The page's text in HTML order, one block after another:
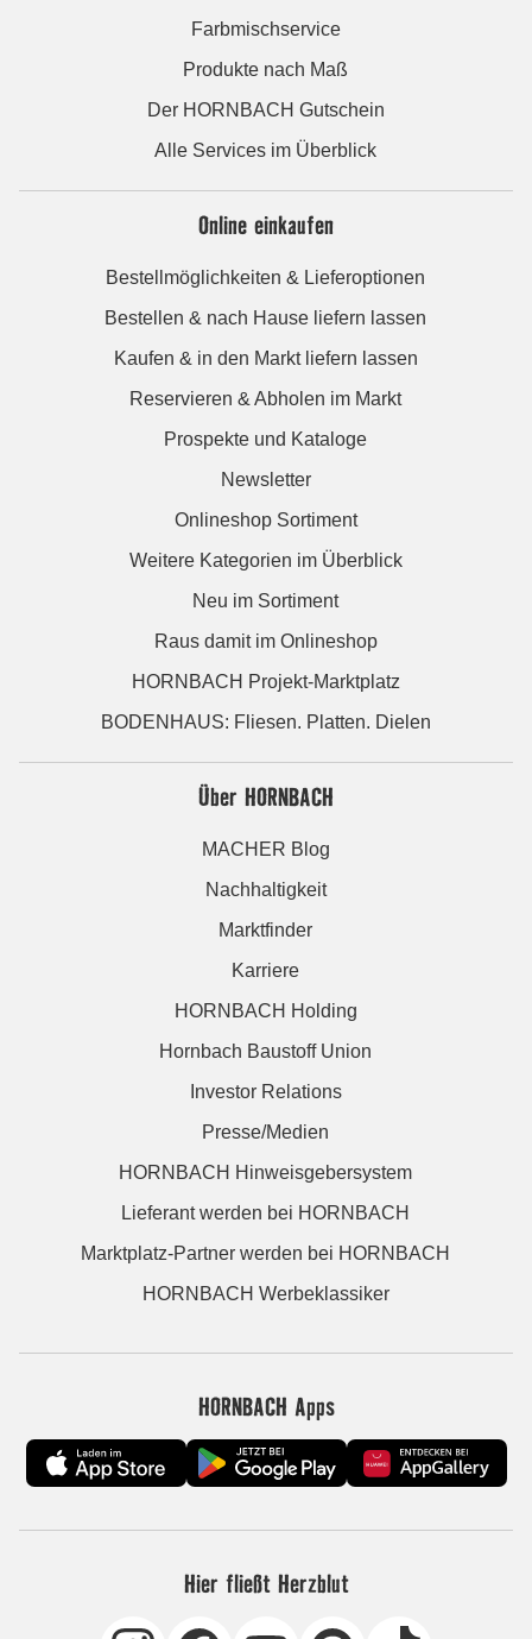
Farbmischservice
Produkte nach Maß
Der HORNBACH Gutschein
Alle Services im Überblick
Online einkaufen
Bestellmöglichkeiten & Lieferoptionen
Bestellen & nach Hause liefern lassen
Kaufen & in den Markt liefern lassen
Reservieren & Abholen im Markt
Prospekte und Kataloge
Newsletter
Onlineshop Sortiment
Weitere Kategorien im Überblick
Neu im Sortiment
Raus damit im Onlineshop
HORNBACH Projekt-Marktplatz
BODENHAUS: Fliesen. Platten. Dielen
Über HORNBACH
MACHER Blog
Nachhaltigkeit
Marktfinder
Karriere
HORNBACH Holding
Hornbach Baustoff Union
Investor Relations
Presse/Medien
HORNBACH Hinweisgebersystem
Lieferant werden bei HORNBACH
Marktplatz-Partner werden bei HORNBACH
HORNBACH Werbeklassiker
HORNBACH Apps
Hier fließt Herzblut